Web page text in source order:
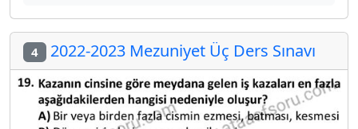
4 2022-2023 Mezuniyet Üç Ders Sınavı